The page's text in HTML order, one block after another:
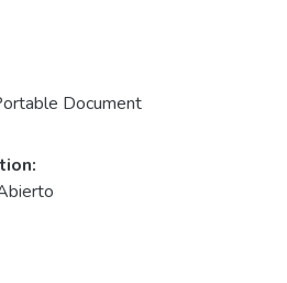
Document